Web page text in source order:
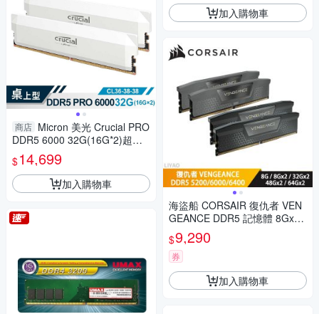
商店 Micron 美光 Crucial PRO
DDR5 6000 32G(16G*2)超頻
記憶體(雙通)(白散熱片) CP2K1
6G60C36U5W
$14,699
加入購物車
加入購物車
海盜船 CORSAIR 復仇者 VEN
GEANCE DDR5 記憶體 8Gx2
D5-5200/CL40 RGB 黑
$9,290
券
加入購物車